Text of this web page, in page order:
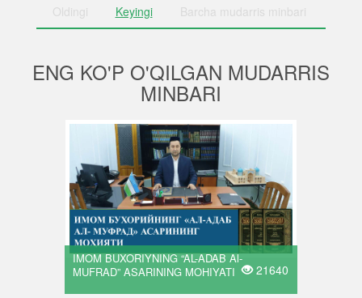
Oldingi Keyingi Barcha mudarris minbari
ENG KO'P O'QILGAN MUDARRIS
MINBARI
IMOM BUXORIYNING “AL-ADAB Al-
MUFRAD” ASARINING MOHIYATI
21640